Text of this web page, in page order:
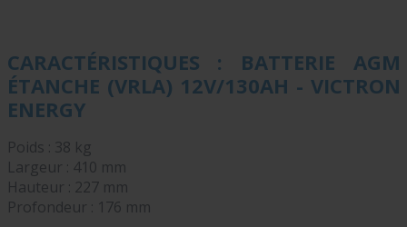
CARACTÉRISTIQUES : BATTERIE AGM
ÉTANCHE (VRLA) 12V/130AH - VICTRON
ENERGY
Poids : 38 kg
Largeur : 410 mm
Hauteur : 227 mm
Profondeur : 176 mm